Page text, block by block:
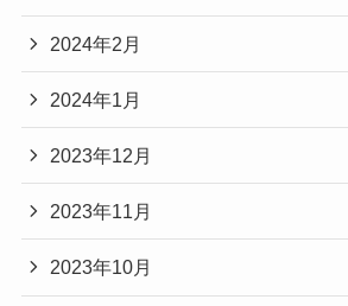
2024年2月
2024年1月
2023年12月
2023年11月
2023年10月